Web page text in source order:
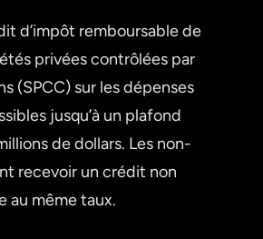
d’impôt remboursable de
privées contrôlées par
(SPCC) sur les dépenses
jusqu’à un plafond
de dollars. Les non-
recevoir un crédit non
au même taux.